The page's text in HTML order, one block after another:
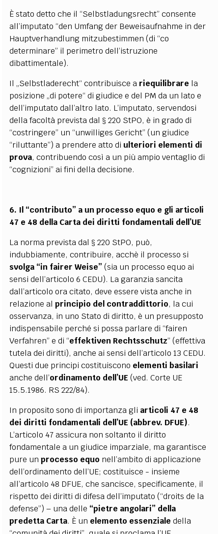
È stato detto che il “Selbstladungsrecht” consente
all’imputato “den Umfang der Beweisaufnahme in der
Hauptverhandlung mitzubestimmen(di “co
determinare” il perimetro dell’istruzione
dibattimentale).
Il „Selbstladerecht“ contribuisce a riequilibrare la
posizione „di potere“ di giudice e del PM da un lato e
dell’imputato dall’altro lato. L’imputato, servendosi
della facoltà prevista dal § 220 StPO, è in grado di
“costringere” un “unwilliges Gericht” (un giudice
“riluttante”) a prendere atto di ulteriori elementi di
prova, contribuendo così a un più ampio ventaglio di
“cognizioni” ai fini della decisione.
6. Il “contributo” a un processo equo e gli articoli
47 e 48 della Carta dei diritti fondamentali dell’UE
La norma prevista dal § 220 StPO, può,
indubbiamente, contribuire, acchè il processo si
svolga “in fairer Weise” (sia un processo equo ai
sensi dell’articolo 6 CEDU). La garanzia sancita
dall’articolo ora citato, deve essere vista anche in
relazione alprincipio del contraddittorio, la cui
osservanza, in uno Stato di diritto, è un presupposto
indispensabile perché si possa parlare di “fairen
Verfahren” e di “effektiven Rechtsschutz” (effettiva
tutela dei diritti), anche ai sensi dell’articolo 13 CEDU.
Questi due principi costituiscono elementi basilari
anche dell’ordinamento dell’UE (ved. Corte UE
15.5.1986. RS 222/84).
In proposito sono di importanza gli articoli 47 e 48
dei diritti fondamentali dell’UE (abbrev. DFUE).
L’articolo 47 assicura non soltanto il diritto
fondamentale a un giudice imparziale, ma garantisce
pure unprocesso equo nell’ambito di applicazione
dell’ordinamento dell’UE; costituisce - insieme
all’articolo 48 DFUE, che sancisce, specificamente, il
rispetto dei diritti di difesa dell’imputato (“droits de la
defense”) – una delle “pietre angolari” della
predetta Carta. È un elemento essenziale della